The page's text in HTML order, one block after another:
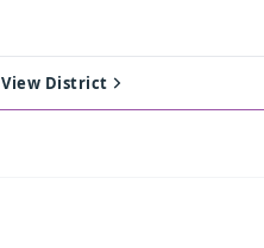
View District